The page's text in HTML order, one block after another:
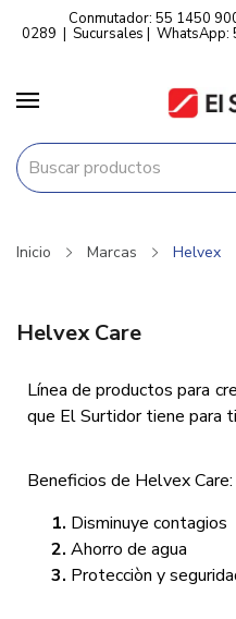
Conmutador: 55 1450
0289 | Sucursales | WhatsApp:
Inicio Marcas Helvex
Helvex Care
Línea de productos para
que El Surtidor tiene para ti
Beneficios de Helvex Care:
Disminuye contagios
Ahorro de agua
Protecciòn y